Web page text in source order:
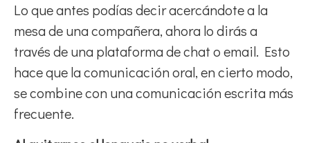
Lo que antes podías decir acercándote a la
mesa de una compañera, ahora lo dirás a
través de una plataforma de chat o email. Esto
hace que la comunicación oral, en cierto modo,
se combine con una comunicación escrita más
frecuente.